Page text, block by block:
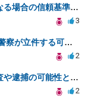
弁護士の意見が異なる場合の信頼基準について教えてください
3
LINEで会社批判、警察が立件する可能性は？
2
盗撮行為の後日捜査や逮捕の可能性と初動対応について
2